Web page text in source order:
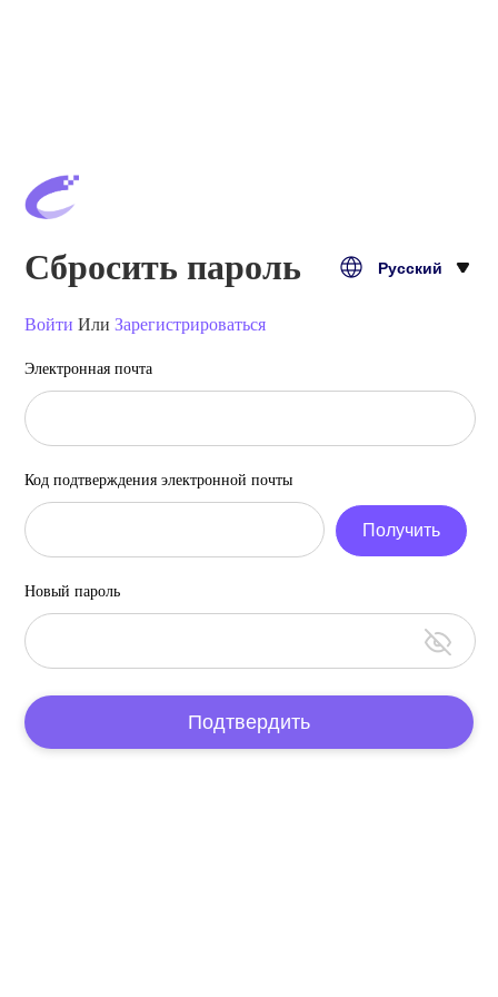
Сбросить пароль Русский
Войти ИлиЗарегистрироваться
Электронная почта
Код подтверждения электронной почты
Получить
Новый пароль
Подтвердить